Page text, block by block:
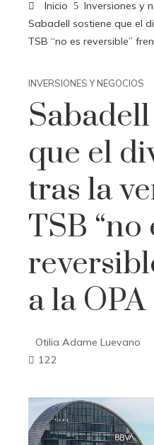
Inicio
Inversiones y
Sabadell sostiene que el
TSB “no es reversible”
INVERSIONES Y NEGOCIOS
que el
tras la
TSB “no
a la
Otilia Adame Luevano
122